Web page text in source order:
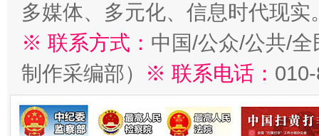
多媒体、多元化、信息时代现实
※ 联系方式： 中国/公众/公共/
制作采编部）
※ 联系电话：